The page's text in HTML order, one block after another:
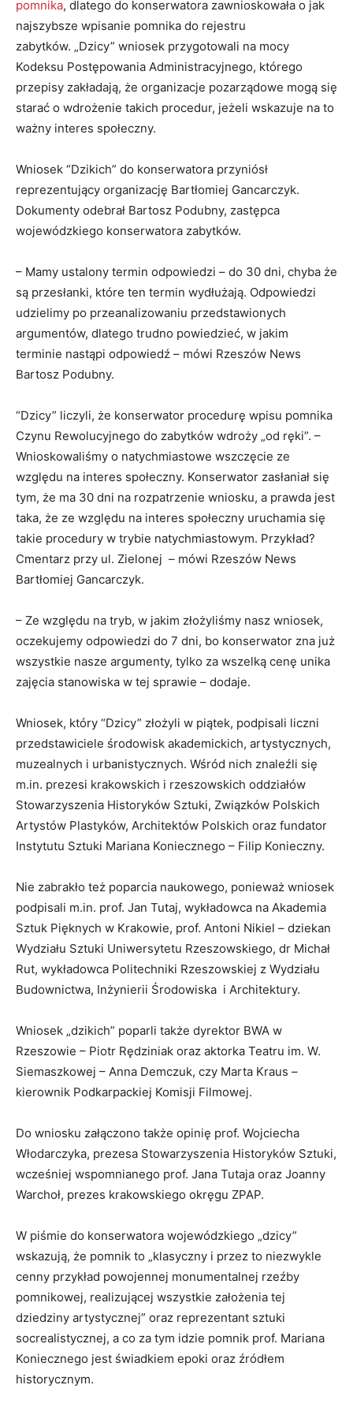
pomnika, dlatego do konserwatora zawnioskowała o jak
najszybsze wpisanie pomnika do rejestru
zabytków. „Dzicy” wniosek przygotowali na mocy
Kodeksu Postępowania Administracyjnego, którego
przepisy zakładają, że organizacje pozarządowe mogą się
starać o wdrożenie takich procedur, jeżeli wskazuje na to
ważny interes społeczny.
Wniosek “Dzikich” do konserwatora przyniósł
reprezentujący organizację Bartłomiej Gancarczyk.
Dokumenty odebrał Bartosz Podubny, zastępca
wojewódzkiego konserwatora zabytków.
– Mamy ustalony termin odpowiedzi – do 30 dni, chyba że
są przesłanki, które ten termin wydłużają. Odpowiedzi
udzielimy po przeanalizowaniu przedstawionych
argumentów, dlatego trudno powiedzieć, w jakim
terminie nastąpi odpowiedź – mówi Rzeszów News
Bartosz Podubny.
“Dzicy” liczyli, że konserwator procedurę wpisu pomnika
Czynu Rewolucyjnego do zabytków wdroży „od ręki”. –
Wnioskowaliśmy o natychmiastowe wszczęcie ze
względu na interes społeczny. Konserwator zasłaniał się
tym, że ma 30 dni na rozpatrzenie wniosku, a prawda jest
taka, że ze względu na interes społeczny uruchamia się
takie procedury w trybie natychmiastowym. Przykład?
Cmentarz przy ul. Zielonej – mówi Rzeszów News
Bartłomiej Gancarczyk.
– Ze względu na tryb, w jakim złożyliśmy nasz wniosek,
oczekujemy odpowiedzi do 7 dni, bo konserwator zna już
wszystkie nasze argumenty, tylko za wszelką cenę unika
zajęcia stanowiska w tej sprawie – dodaje.
Wniosek, który “Dzicy” złożyli w piątek, podpisali liczni
przedstawiciele środowisk akademickich, artystycznych,
muzealnych i urbanistycznych. Wśród nich znaleźli się
m.in. prezesi krakowskich i rzeszowskich oddziałów
Stowarzyszenia Historyków Sztuki, Związków Polskich
Artystów Plastyków, Architektów Polskich oraz fundator
Instytutu Sztuki Mariana Koniecznego – Filip Konieczny.
Nie zabrakło też poparcia naukowego, ponieważ wniosek
podpisali m.in. prof. Jan Tutaj, wykładowca na Akademia
Sztuk Pięknych w Krakowie, prof. Antoni Nikiel – dziekan
Wydziału Sztuki Uniwersytetu Rzeszowskiego, dr Michał
Rut, wykładowca Politechniki Rzeszowskiej z Wydziału
Budownictwa, Inżynierii Środowiska i Architektury.
Wniosek „dzikich” poparli także dyrektor BWA w
Rzeszowie – Piotr Rędziniak oraz aktorka Teatru im. W.
Siemaszkowej – Anna Demczuk, czy Marta Kraus –
kierownik Podkarpackiej Komisji Filmowej.
Do wniosku załączono także opinię prof. Wojciecha
Włodarczyka, prezesa Stowarzyszenia Historyków Sztuki,
wcześniej wspomnianego prof. Jana Tutaja oraz Joanny
Warchoł, prezes krakowskiego okręgu ZPAP.
W piśmie do konserwatora wojewódzkiego „dzicy”
wskazują, że pomnik to „klasyczny i przez to niezwykle
cenny przykład powojennej monumentalnej rzeźby
pomnikowej, realizującej wszystkie założenia tej
dziedziny artystycznej” oraz reprezentant sztuki
socrealistycznej, a co za tym idzie pomnik prof. Mariana
Koniecznego jest świadkiem epoki oraz źródłem
historycznym.